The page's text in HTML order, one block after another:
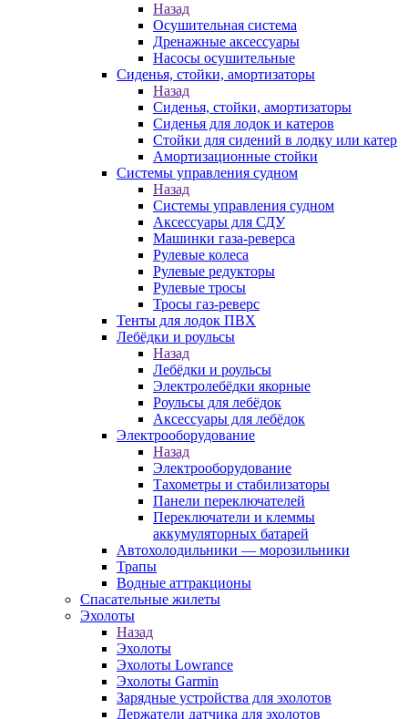
Назад
Осушительная система
Дренажные аксессуары
Насосы осушительные
Сиденья, стойки, амортизаторы
Назад
Сиденья, стойки, амортизаторы
Сиденья для лодок и катеров
Стойки для сидений в лодку или катер
Амортизационные стойки
Системы управления судном
Назад
Системы управления судном
Аксессуары для СДУ
Машинки газа-реверса
Рулевые колеса
Рулевые редукторы
Рулевые тросы
Тросы газ-реверс
Тенты для лодок ПВХ
Лебёдки и роульсы
Назад
Лебёдки и роульсы
Электролебёдки якорные
Роульсы для лебёдок
Аксессуары для лебёдок
Электрооборудование
Назад
Электрооборудование
Тахометры и стабилизаторы
Панели переключателей
Переключатели и клеммы
аккумуляторных батарей
Автохолодильники — морозильники
Трапы
Водные аттракционы
Спасательные жилеты
Эхолоты
Назад
Эхолоты
Эхолоты Lowrance
Эхолоты Garmin
Зарядные устройства для эхолотов
Держатели датчика для эхолотов